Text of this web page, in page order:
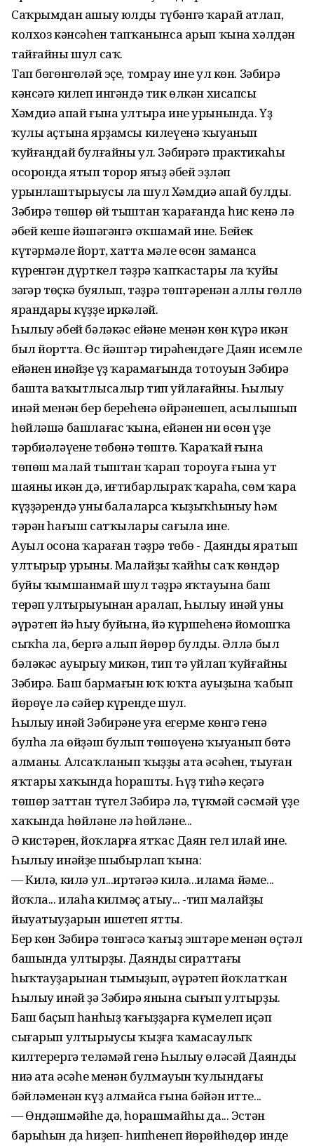
Саҡрымдан ашыу юлды түбәнгә ҡарай атлап,
колхоз кәнсәһен тапҡанынса арып ҡына хәлдән
тайғайны шул саҡ.
Тап бөгөнгөләй эҫе, томрау ине ул көн. Зәбирә
кәнсәгә килеп ингәндә тик өлкән хисапсы
Хәмдиә апай ғына ултыра ине урынында. Үҙ
ҡулы аҫтына ярҙамсы килеүенә ҡыуанып
ҡуйғандай булғайны ул. Зәбирәгә практикаһы
осоронда ятып торор яңғыҙ әбей эҙләп
урынлаштырыусы ла шул Хәмдиә апай булды.
Зәбирә төшөр өй тыштан ҡарағанда һис кенә лә
әбей кеше йәшәгәнгә оҡшамай ине. Бейек
күтәрмәле йорт, хатта мәле өсөн заманса
күренгән дүрткел тәҙрә ҡапҡастары ла ҡуйы
зәңгәр төҫкә буялып, тәҙрә төптәренән аллы гөллө
ярандары күҙҙе иркәләй.
Һылыу әбей бәләкәс ейәне менән көн күрә икән
был йортта. Өс йәштәр тирәһендәге Даян исемле
ейәнен инәйҙең үҙ ҡарамағында тотоуын Зәбирә
башта ваҡытлысалыр тип уйлағайны. Һылыу
инәй менән бер береһенә өйрәнешеп, асылышып
һөйләшә башлағас ҡына, ейәнен ни өсөн үҙе
тәрбиәләүенең төбөнә төштө. Ҡараҡай ғына
төпөш малай тыштан ҡарап тороуға ғына ут
шаяны икән дә, иғтибарлыраҡ ҡараһаң, сөм ҡара
күҙҙәрендә уның балаларса ҡыҙыҡһыныу һәм
тәрән һағыш сатҡылары сағыла ине.
Ауыл осона ҡараған тәҙрә төбө - Даяндың яратып
ултырыр урыны. Малайҙың ҡайһы саҡ көндәр
буйы ҡымшанмай шул тәҙрә яҡтауына баш
терәп ултырыуынан аралап, Һылыу инәй уны
әүрәтеп йә һыу буйына, йә күршеһенә йомошҡа
сыҡһа ла, бергә алып йөрөр булды. Әллә был
бәләкәс ауырыу микән, тип тә уйлап ҡуйғайны
Зәбирә. Баш бармағын юҡ юҡта ауыҙына ҡабып
йөрөүе лә сәйер күренде шул.
Һылыу инәй Зәбирәнең уға егерме көнгә генә
булһа ла өйҙәш булып төшөүенә ҡыуанып бөтә
алманы. Алсаҡланып ҡыҙҙың ата әсәһен, тыуған
яҡтары хаҡында һорашты. Һүҙ тиһәң кеҫәгә
төшөр заттан түгел Зәбирә лә, түкмәй сәсмәй үҙе
хаҡында һөйләне лә һөйләне...
Ә кистәрен, йоҡларға ятҡас Даян гел илай ине.
Һылыу инәйҙең шыбырлап ҡына:
— Килә, килә ул...иртәгәә килә...илама йәме...
йоҡла... илаһаң килмәҫ атыу... -тип малайҙы
йыуатыуҙарын ишетеп ятты.
Бер көн Зәбирә төнгәсә ҡағыҙ эштәре менән өҫтәл
башында ултырҙы. Даяндың сираттағы
һыҡтауҙарынан тымыҙып, әүрәтеп йоҡлатҡан
Һылыу инәй ҙә Зәбирә янына сығып ултырҙы.
Баш баҫып һанһыҙ ҡағыҙҙарға күмелеп иҫәп
сығарып ултырыусы ҡыҙға ҡамасаулыҡ
килтерергә теләмәй генә Һылыу өләсәй Даяндың
ниңә ата әсәһе менән булмауын ҡулындағы
бәйләменән күҙ алмайса ғына бәйән итте...
— Өндәшмәйһең дә, һорашмайһың да... Эстән
барыһын да һиҙеп- һипһенеп йөрөйһөңдөр инде